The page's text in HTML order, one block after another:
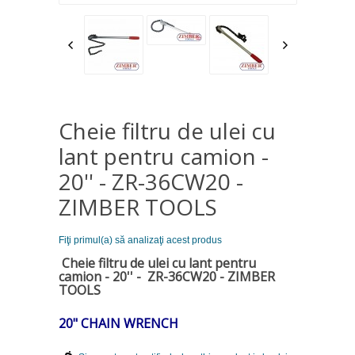
Cheie filtru de ulei cu
lant pentru camion -
20'' - ZR-36CW20 -
ZIMBER TOOLS
Fiţi primul(a) să analizaţi acest produs
Cheie filtru de ulei cu lant pentru
camion - 20'' - ZR-36CW20 - ZIMBER
TOOLS
20" CHAIN WRENCH